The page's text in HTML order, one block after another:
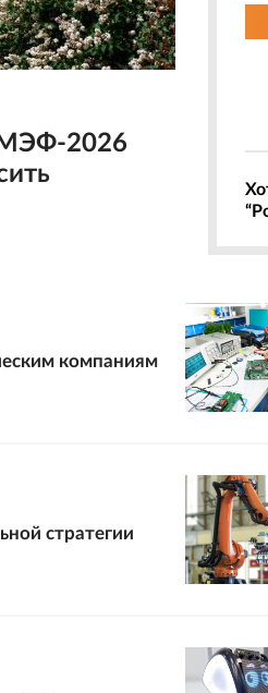
2026
компаниям
стратегии